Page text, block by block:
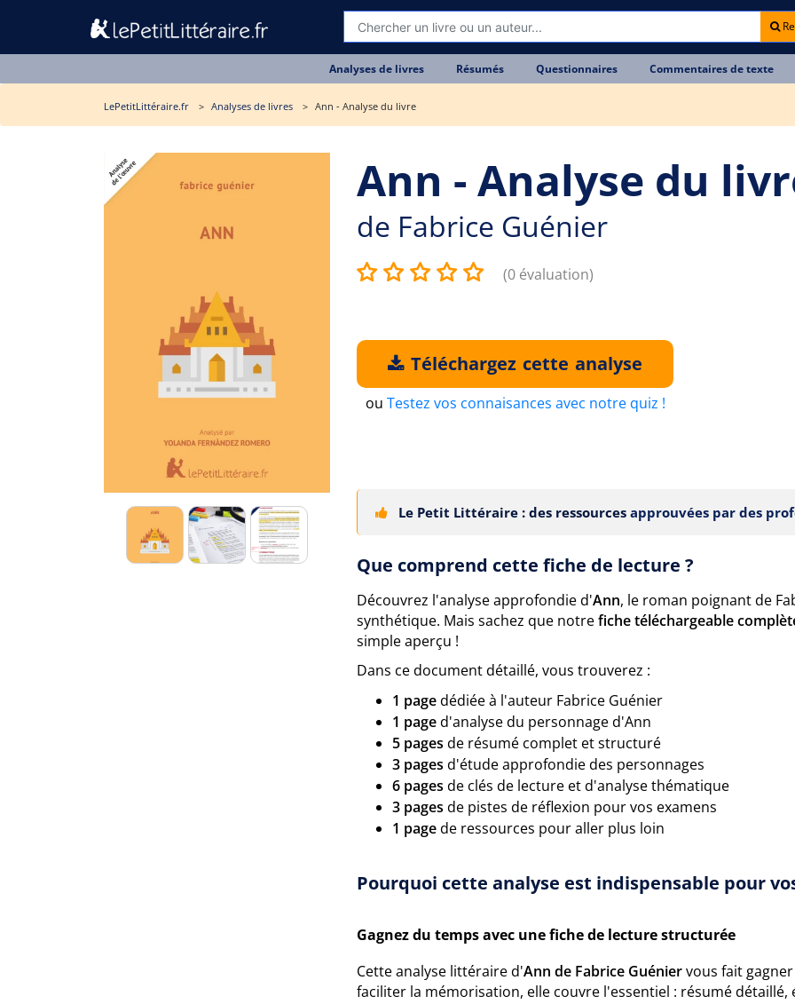
Analyses de livres Résumés Questionnaires Commentaires de texte
LePetitLittéraire.fr Analyses de livres Ann - Analyse du livre
Ann - Analyse du
de Fabrice Guénier
(0 évaluation)
Téléchargez cette analyse
ou Testez vos connaisances avec notre quiz !
Le Petit Littéraire : des ressources approuvées par des
Que comprend cette fiche de lecture ?
Découvrez l'analyse approfondie d'Ann, le roman poignant de
synthétique. Mais sachez que notrefiche téléchargeable
simple aperçu !
Dans ce document détaillé, vous trouverez :
1 pagedédiée à l'auteur Fabrice Guénier
1 paged'analyse du personnage d'Ann
5 pages de résumé complet et structuré
3 pages d'étude approfondie des personnages
6 pages de clés de lecture et d'analyse thématique
3 pages de pistes de réflexion pour vos examens
1 pagede ressources pour aller plus loin
Pourquoi cette analyse est indispensable pour
Gagnez du temps avec une fiche de lecture structurée
Cette analyse littéraire d'Ann de Fabrice Guéniervous fait
faciliter la mémorisation, elle couvre l'essentiel : résumé